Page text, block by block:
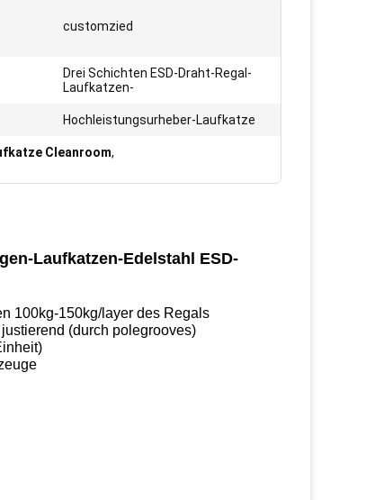
customzied
Drei Schichten ESD-Draht-Regal-
Laufkatzen-
Hochleistungsurheber-Laufkatze
Cleanroom,
Laufkatzen-Edelstahl ESD-
100kg-150kg/layer des Regals
(durch polegrooves)